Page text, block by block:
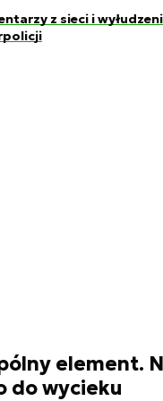
z sieci i
element.
do wycieku